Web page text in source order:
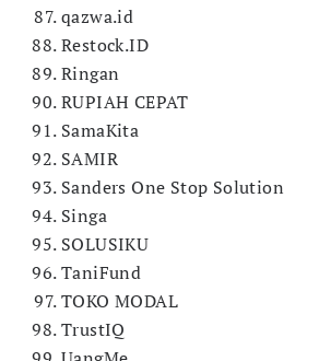
qazwa.id
Restock.ID
Ringan
RUPIAH CEPAT
SamaKita
SAMIR
Sanders One Stop Solution
Singa
SOLUSIKU
TaniFund
TOKO MODAL
TrustIQ